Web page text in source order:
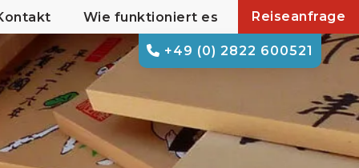
+49 (0) 2822 600521
Wie funktioniert es Reiseanfrage